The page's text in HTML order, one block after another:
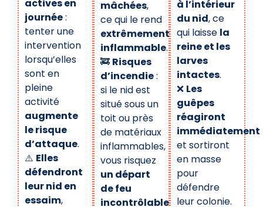
actives en
journée:
tenter une
intervention
lorsqu’elles
sont en
pleine
activité
augmente
le risque
d’attaque.
⚠️ Elles
défendront
leur nid en
essaim,
mâchées,
ce qui le rend
extrêmement
inflammable.
🚒 Risques
d’incendie:
si le nid est
situé sous un
toit ou près
de matériaux
inflammables,
vous risquez
un départ
de feu
incontrôlable.
à l’intérieur
du nid, ce
qui laisse la
reine et les
larves
intactes.
❌ Les
guêpes
réagiront
immédiatement
et sortiront
en masse
pour
défendre
leur colonie.